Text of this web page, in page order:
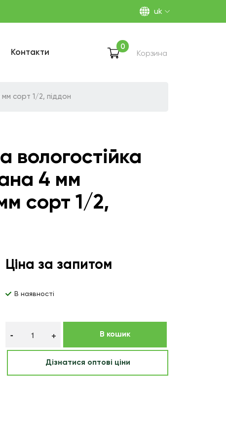
uk
Контакти Корзина
0
сорт 1/2, піддон
вологостійка
4 мм
сорт 1/2,
Ціна за запитом
В наявності
В кошик
Дізнатися оптові ціни